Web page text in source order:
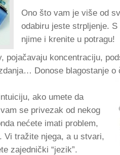
Ono što vam je više od
odabiru jeste strpljenje.
njime i krenite u potragu!
pojačavaju koncentraciju,
Donose blagostanje
ako umete da
se privezak od nekog
nećete imati problem,
Vi tražite njega, a u stvari,
zajednički “jezik”.